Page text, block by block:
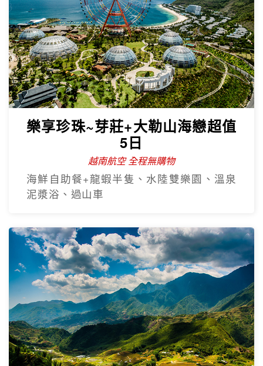
樂享珍珠~芽莊+大勒山海戀超值
5日
越南航空 全程無購物
海鮮自助餐+龍蝦半隻、水陸雙樂園、溫泉
泥漿浴、過山車